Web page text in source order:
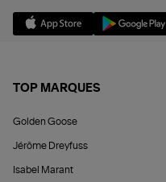
TOP MARQUES
Golden Goose
Jérôme Dreyfuss
Isabel Marant